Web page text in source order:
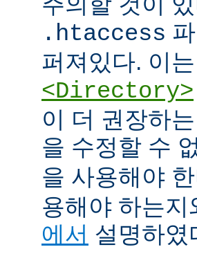
.htaccess
퍼져있다. 이
<Directory>
이 더 권장하
을 수정할 수
을 사용해야
용해야 하는
에서 설명하였